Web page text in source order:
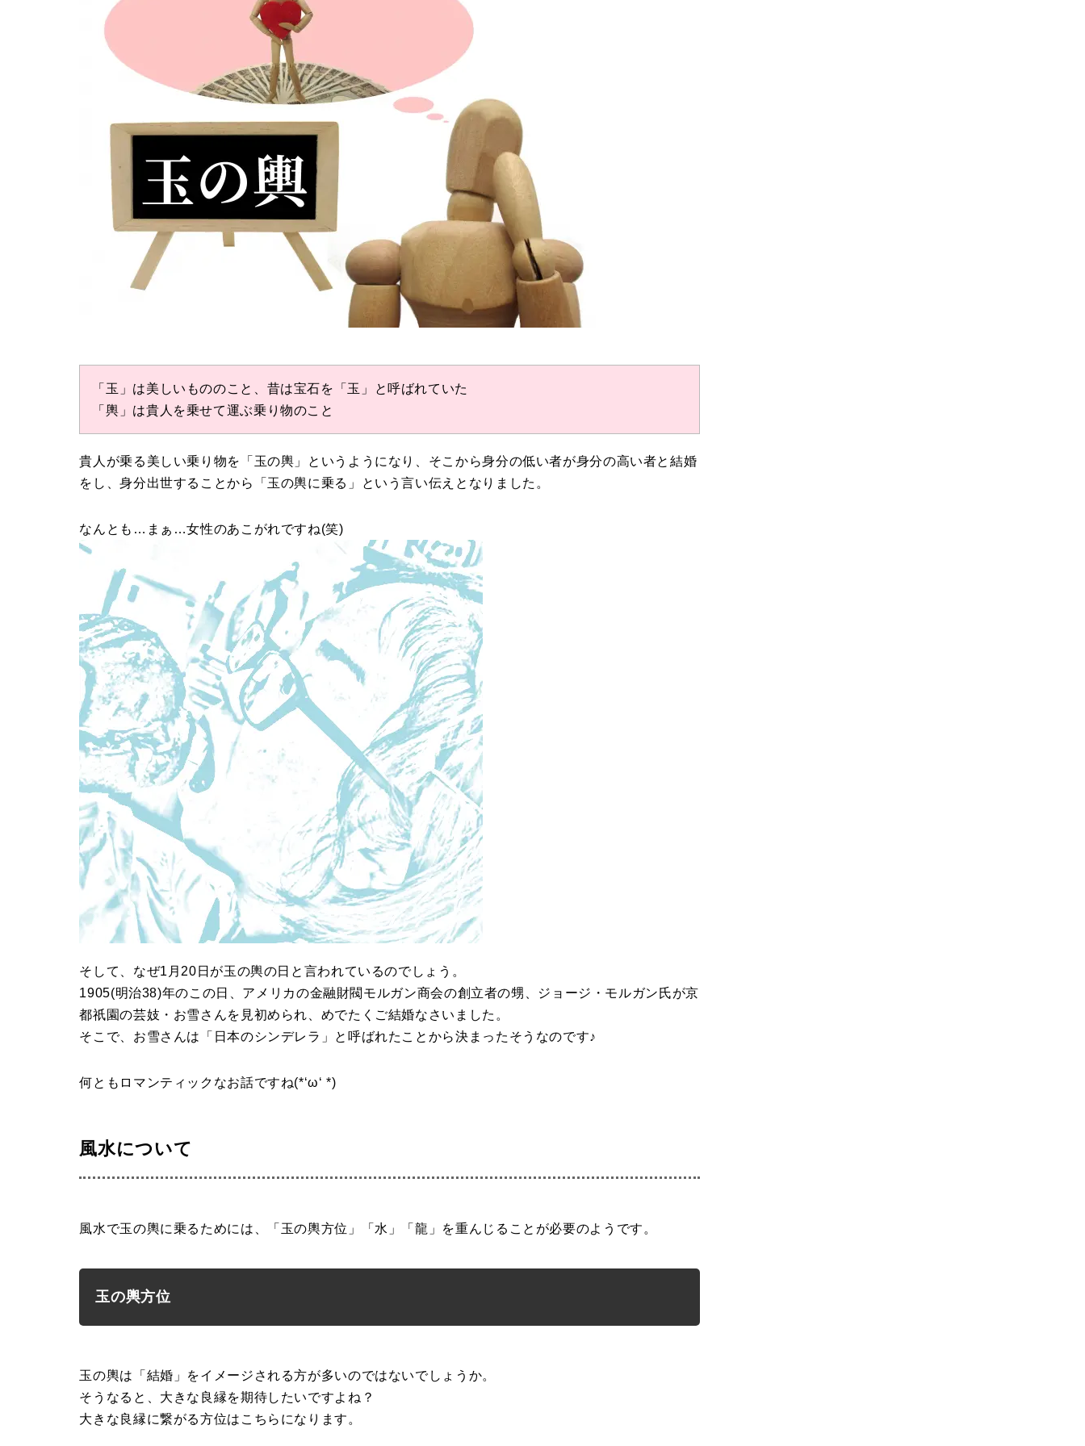
「玉」は美しいもののこと、昔は宝石を「玉」と呼ばれていた
「輿」は貴人を乗せて運ぶ乗り物のこと
貴人が乗る美しい乗り物を「玉の輿」というようになり、そこから身分の低い者が身分の高い者と結婚
をし、身分出世することから「玉の輿に乗る」という言い伝えとなりました。
なんとも…まぁ…女性のあこがれですね(笑)
そして、なぜ1月20日が玉の輿の日と言われているのでしょう。
1905(明治38)年のこの日、アメリカの金融財閥モルガン商会の創立者の甥、ジョージ・モルガン氏が京
都祇園の芸妓・お雪さんを見初められ、めでたくご結婚なさいました。
そこで、お雪さんは「日本のシンデレラ」と呼ばれたことから決まったそうなのです♪
何ともロマンティックなお話ですね(*‘ω‘ *)
風水について
風水で玉の輿に乗るためには、「玉の輿方位」「水」「龍」を重んじることが必要のようです。
玉の輿方位
玉の輿は「結婚」をイメージされる方が多いのではないでしょうか。
そうなると、大きな良縁を期待したいですよね？
大きな良縁に繋がる方位はこちらになります。